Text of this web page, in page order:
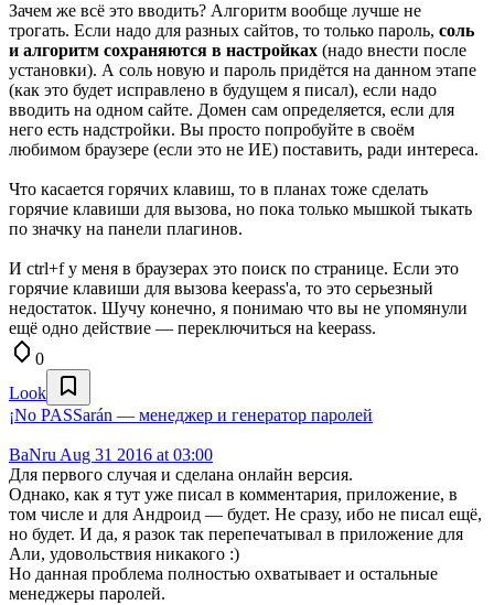
Зачем же всё это вводить? Алгоритм вообще лучше не
трогать. Если надо для разных сайтов, то только пароль, соль
и алгоритм сохраняются в настройках (надо внести после
установки). А соль новую и пароль придётся на данном этапе
(как это будет исправлено в будущем я писал), если надо
вводить на одном сайте. Домен сам определяется, если для
него есть надстройки. Вы просто попробуйте в своём
любимом браузере (если это не ИЕ) поставить, ради интереса.
Что касается горячих клавиш, то в планах тоже сделать
горячие клавиши для вызова, но пока только мышкой тыкать
по значку на панели плагинов.
И ctrl+f у меня в браузерах это поиск по странице. Если это
горячие клавиши для вызова keepass'а, то это серьезный
недостаток. Шучу конечно, я понимаю что вы не упомянули
ещё одно действие — переключиться на keepass.
0
Look
¡No PASSarán — менеджер и генератор паролей
BaNru Aug 31 2016 at 03:00
Для первого случая и сделана онлайн версия.
Однако, как я тут уже писал в комментария, приложение, в
том числе и для Андроид — будет. Не сразу, ибо не писал ещё,
но будет. И да, я разок так перепечатывал в приложение для
Али, удовольствия никакого :)
Но данная проблема полностью охватывает и остальные
менеджеры паролей.